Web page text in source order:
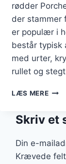
rødder
der stammer
er populær i
består typisk
med urter,
rullet og
LÆS MERE
DU
Skriv et
Din e-
Krævede